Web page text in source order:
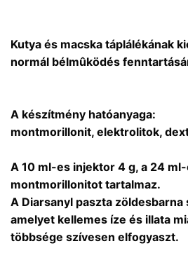
Kutya és macska táplálékának
normál bélmûködés
A készítmény hatóanyaga:
montmorillonit, elektrolitok,
A 10 ml-es injektor 4 g, a 24
montmorillonitot tartalmaz.
A Diarsanyl paszta zöldesbarna
amelyet kellemes íze és illata
többsége szívesen elfogyaszt.